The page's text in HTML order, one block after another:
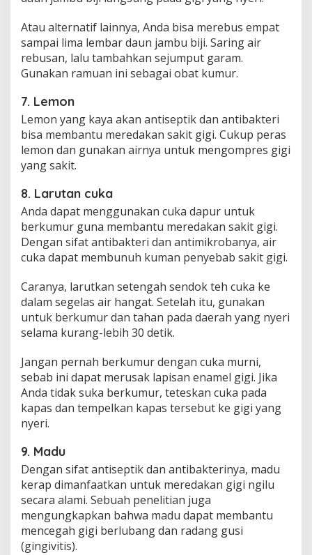
Atau alternatif lainnya, Anda bisa merebus empat
sampai lima lembar daun jambu biji. Saring air
rebusan, lalu tambahkan sejumput garam.
Gunakan ramuan ini sebagai obat kumur.
7. Lemon
Lemon yang kaya akan antiseptik dan antibakteri
bisa membantu meredakan sakit gigi. Cukup peras
lemon dan gunakan airnya untuk mengompres gigi
yang sakit.
8. Larutan cuka
Anda dapat menggunakan cuka dapur untuk
berkumur guna membantu meredakan sakit gigi.
Dengan sifat antibakteri dan antimikrobanya, air
cuka dapat membunuh kuman penyebab sakit gigi.
Caranya, larutkan setengah sendok teh cuka ke
dalam segelas air hangat. Setelah itu, gunakan
untuk berkumur dan tahan pada daerah yang nyeri
selama kurang-lebih 30 detik.
Jangan pernah berkumur dengan cuka murni,
sebab ini dapat merusak lapisan enamel gigi. Jika
Anda tidak suka berkumur, teteskan cuka pada
kapas dan tempelkan kapas tersebut ke gigi yang
nyeri.
9. Madu
Dengan sifat antiseptik dan antibakterinya, madu
kerap dimanfaatkan untuk meredakan gigi ngilu
secara alami. Sebuah penelitian juga
mengungkapkan bahwa madu dapat membantu
mencegah gigi berlubang dan radang gusi
(gingivitis).